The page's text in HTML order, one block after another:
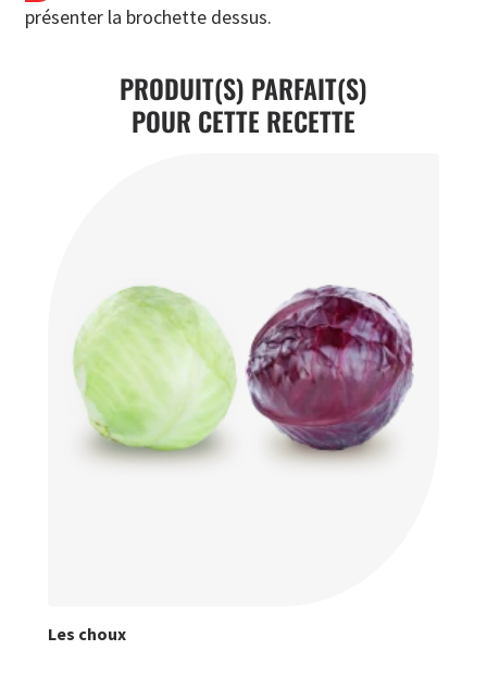
présenter la brochette dessus.
PRODUIT(S) PARFAIT(S)
POUR CETTE RECETTE
Les choux